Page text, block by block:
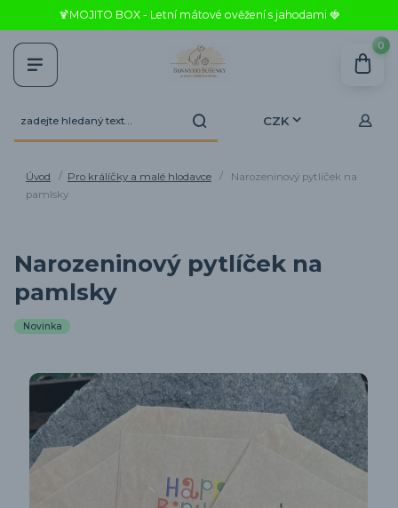
🍹MOJITO BOX - Letní mátové ověžení s jahodami 🍓
CZK
0
Úvod Pro králíčky a malé hlodavce
Narozeninový pytlíček na
pamlsky
Narozeninový pytlíček na
pamlsky
Novinka